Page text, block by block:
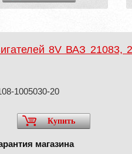
8V ВАЗ 21083,
1005030-20
Купить
магазина